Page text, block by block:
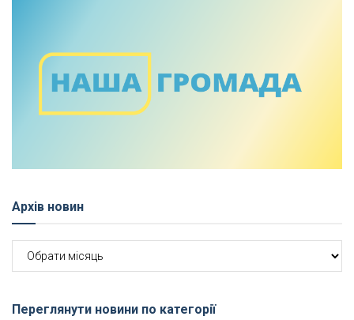
Архів новин
новин
Переглянути новини по категорії